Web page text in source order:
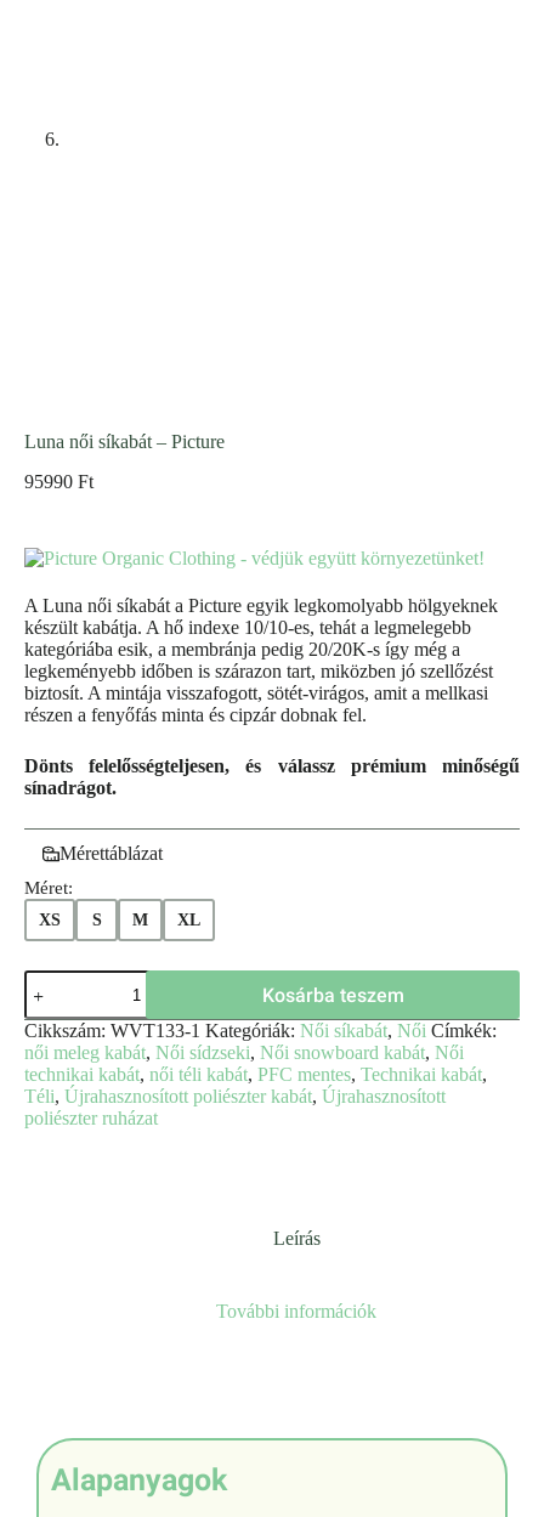
Luna női síkabát – Picture
95990 Ft
A Luna női síkabát a Picture egyik legkomolyabb hölgyeknek
készült kabátja. A hő indexe 10/10-es, tehát a legmelegebb
kategóriába esik, a membránja pedig 20/20K-s így még a
legkeményebb időben is szárazon tart, miközben jó szellőzést
biztosít. A mintája visszafogott, sötét-virágos, amit a mellkasi
részen a fenyőfás minta és cipzár dobnak fel.
Dönts felelősségteljesen, és válassz prémium minőségű
sínadrágot.
Mérettáblázat
Méret:
XS S M XL
Kosárba teszem
Cikkszám: WVT133-1 Kategóriák: Női síkabát, Női Címkék:
női meleg kabát, Női sídzseki, Női snowboard kabát, Női
technikai kabát, női téli kabát, PFC mentes, Technikai kabát,
Téli, Újrahasznosított poliészter kabát, Újrahasznosított
poliészter ruházat
Leírás
További információk
Alapanyagok